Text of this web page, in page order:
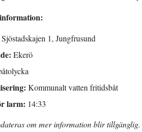
Sjöstadskajen 1, Jungfrusund
Ekerö
Kommunalt vatten fritidsbåt
larm: 14:33
om mer information blir tillgänglig.